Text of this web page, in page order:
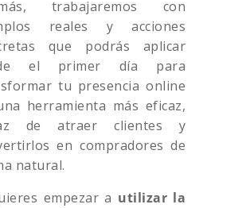
trabajaremos con
reales y acciones
que podrás aplicar
el primer día para
tu presencia online
herramienta más eficaz,
de atraer clientes y
en compradores de
natural.
empezar a utilizar la